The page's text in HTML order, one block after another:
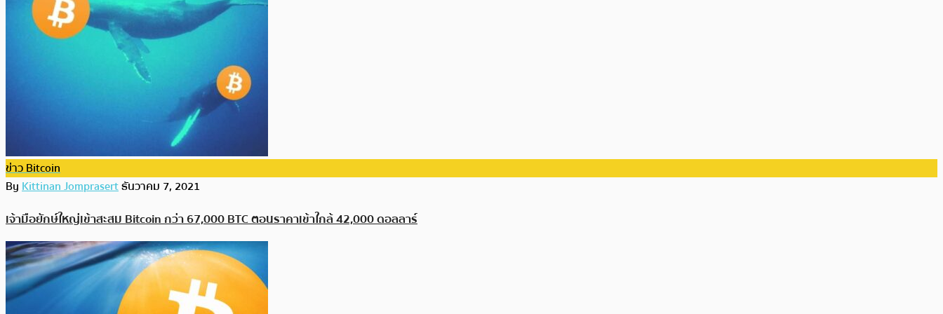
ข่าว Bitcoin
ByKittinan Jomprasertธันวาคม 7, 2021
เจ้ามือยักษ์ใหญ่เข้าสะสม Bitcoin กว่า 67,000 BTC ตอนราคาเข้าใกล้ 42,000 ดอลลาร์